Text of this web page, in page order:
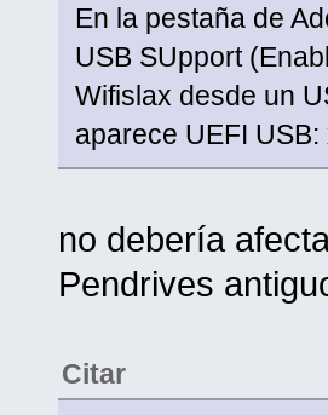
En la pestaña de
USB SUpport
Wifislax desde un
aparece UEFI
no debería
Pendrives
Citar